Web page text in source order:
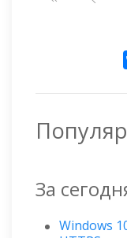
За
Windows